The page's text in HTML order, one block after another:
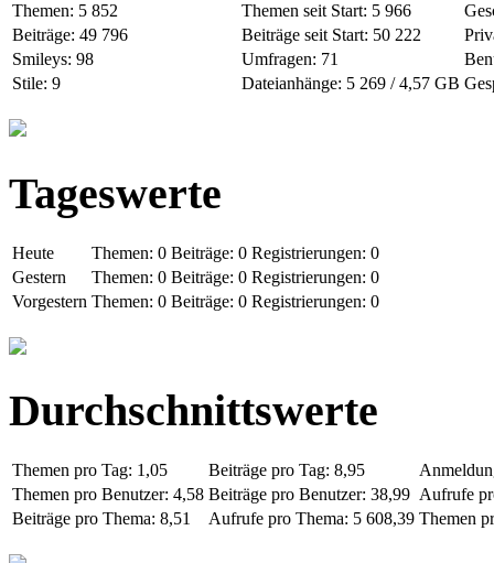
Themen: 5 852
Themen seit Start: 5 966
Beiträge: 49 796
Beiträge seit Start: 50 222
Smileys: 98
Umfragen: 71
Stile: 9
Dateianhänge: 5 269 / 4,57 GB
Tageswerte
Heute Themen: 0 Beiträge: 0 Registrierungen: 0
Gestern
Themen: 0 Beiträge: 0 Registrierungen: 0
Vorgestern Themen: 0 Beiträge: 0 Registrierungen: 0
Durchschnittswerte
Themen pro Tag: 1,05 Beiträge pro Tag: 8,95
Themen pro Benutzer: 4,58 Beiträge pro Benutzer: 38,99 Aufrufe
Beiträge pro Thema: 8,51
Aufrufe pro Thema: 5 608,39 Themen